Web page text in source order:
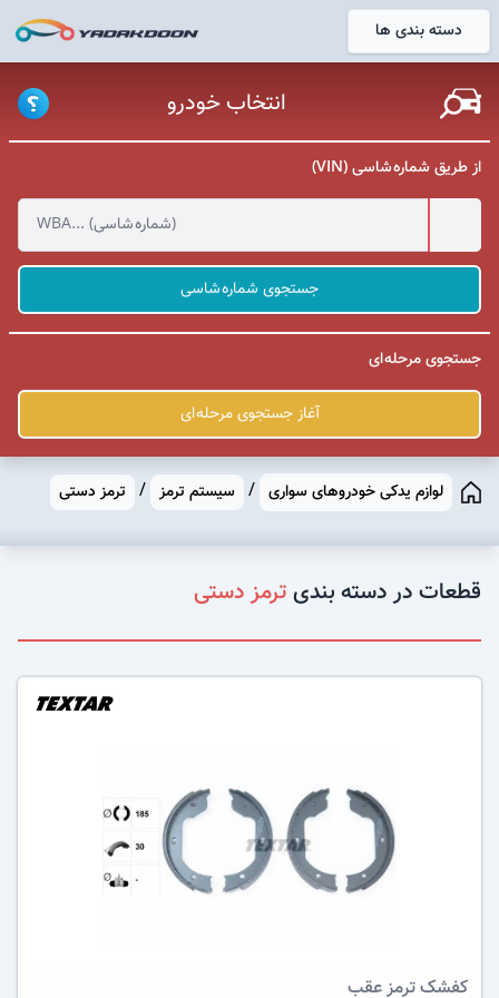
دسته بندی ها خانه
انتخاب خودرو
از طریق شماره شاسی (VIN)
جستجوی شماره شاسی
جستجوی مرحله ای
آغاز جستجوی مرحله ای
لوازم یدکی خودروهای سواری / سیستم ترمز / ترمز دستی
قطعات در دسته بندیترمز دستی
عکس کالا
کفشک ترمزعقب